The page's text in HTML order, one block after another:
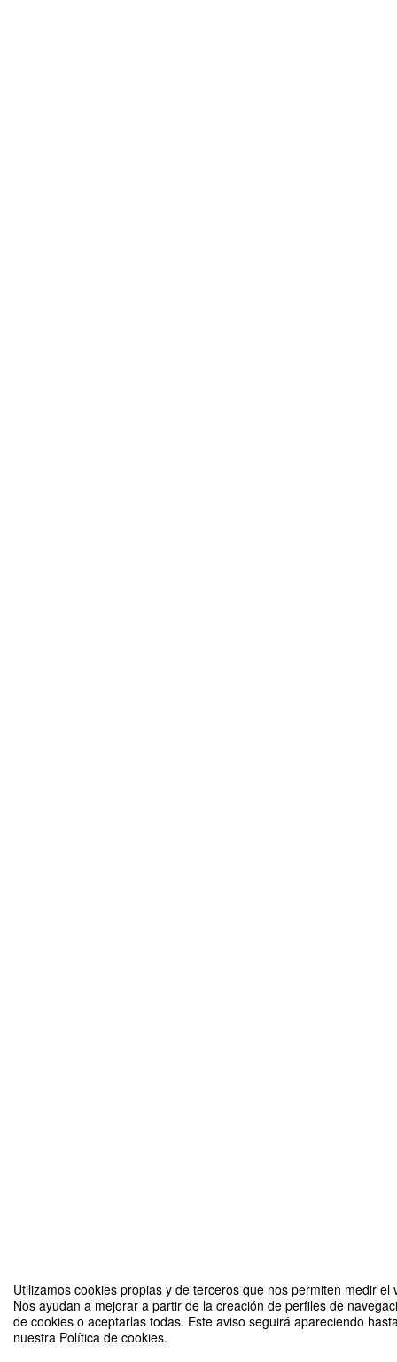
Utilizamos cookies propias y de terceros que nos permiten medir
Nos ayudan a mejorar a partir de la creación de perfiles de
de cookies o aceptarlas todas. Este aviso seguirá apareciendo
nuestra Política de cookies.